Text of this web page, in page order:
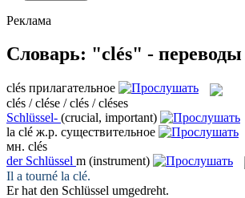
Реклама
Словарь: "clés" -
clés прилагательное
clés / clése / clés / cléses
Schlüssel- (crucial, important)
la clé ж.р. существительное
мн. clés
der Schlüssel m (instrument)
Il a tourné la clé.
Er hat den Schlüssel umgedreht.